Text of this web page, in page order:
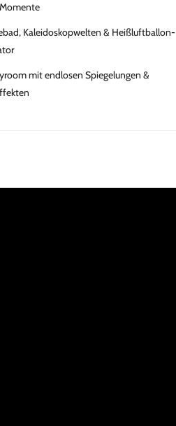
Kaleidoskopwelten & Heißluftballon-
mit endlosen Spiegelungen &